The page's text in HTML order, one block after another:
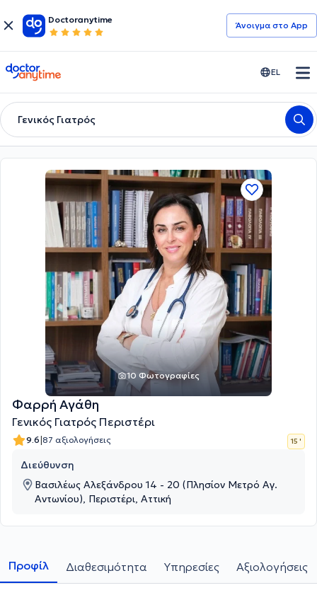
Doctoranytime
Άνοιγμα στο App
doctoranytime EL
Γενικός Γιατρός
10 Φωτογραφίες
Φαρρή Αγάθη
Γενικός Γιατρός Περιστέρι
9.6|87 αξιολογήσεις 15 '
Διεύθυνση
Βασιλέως Αλεξάνδρου 14 - 20 (Πλησίον Μετρό Αγ.
Αντωνίου), Περιστέρι, Αττική
Προφίλ Διαθεσιμότητα Υπηρεσίες Αξιολογήσεις